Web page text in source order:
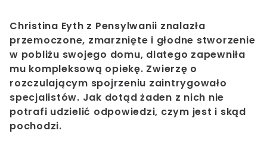
Christina Eyth z Pensylwanii znalazła
przemoczone, zmarznięte i głodne stworzenie
w pobliżu swojego domu, dlatego zapewniła
mu kompleksową opiekę. Zwierzę o
rozczulającym spojrzeniu zaintrygowało
specjalistów. Jak dotąd żaden z nich nie
potrafi udzielić odpowiedzi, czym jest i skąd
pochodzi.